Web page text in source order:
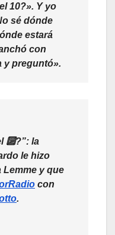
10?». Y yo
sé dónde
estará
con
y preguntó».
🔟?”: la
le hizo
Lemme y que
con
.